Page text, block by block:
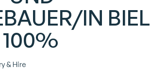
IN BIEL
& Hire